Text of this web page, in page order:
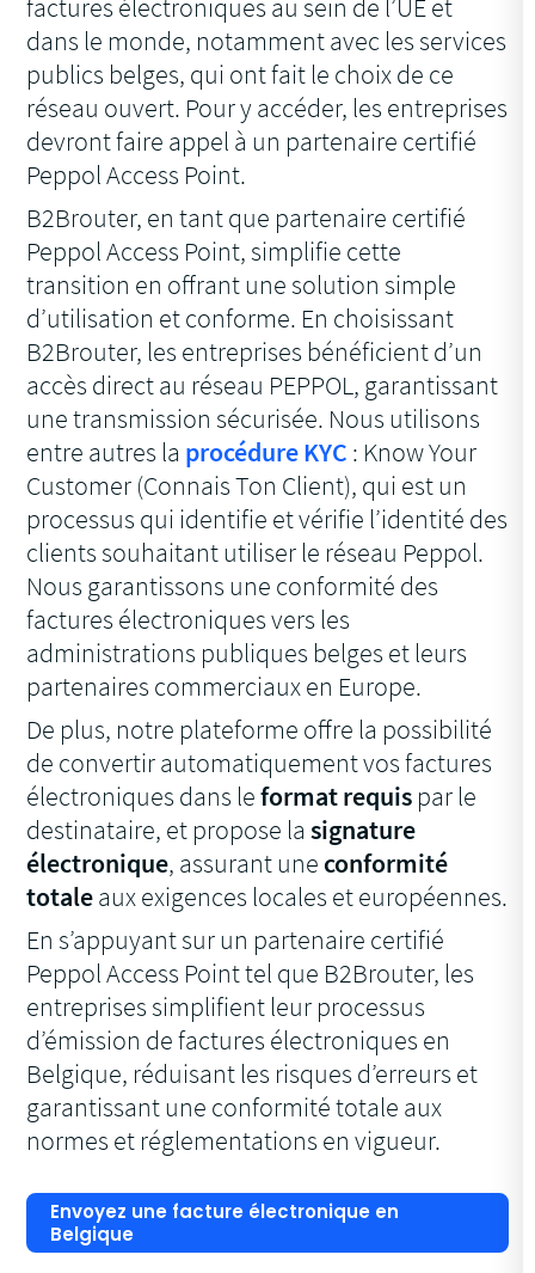
factures électroniques au sein de l’UE et
dans le monde, notamment avec les services
publics belges, qui ont fait le choix de ce
réseau ouvert. Pour y accéder, les entreprises
devront faire appel à un partenaire certifié
Peppol Access Point.
B2Brouter, en tant que partenaire certifié
Peppol Access Point, simplifie cette
transition en offrant une solution simple
d’utilisation et conforme. En choisissant
B2Brouter, les entreprises bénéficient d’un
accès direct au réseau PEPPOL, garantissant
une transmission sécurisée. Nous utilisons
entre autres la procédure KYC : Know Your
Customer (Connais Ton Client), qui est un
processus qui identifie et vérifie l’identité des
clients souhaitant utiliser le réseau Peppol.
Nous garantissons une conformité des
factures électroniques vers les
administrations publiques belges et leurs
partenaires commerciaux en Europe.
De plus, notre plateforme offre la possibilité
de convertir automatiquement vos factures
électroniques dans leformat requis par le
destinataire, et propose lasignature
électronique, assurant une conformité
totaleaux exigences locales et européennes.
En s’appuyant sur un partenaire certifié
Peppol Access Point tel que B2Brouter, les
entreprises simplifient leur processus
d’émission de factures électroniques en
Belgique, réduisant les risques d’erreurs et
garantissant une conformité totale aux
normes et réglementations en vigueur.
Envoyez une facture électronique en
Belgique